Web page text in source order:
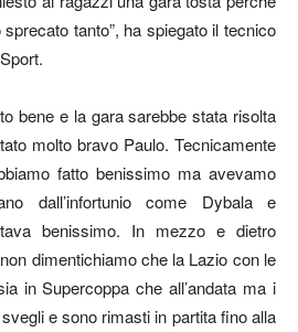
tanto”, ha spiegato il tecnico
bene e la gara sarebbe stata risolta
molto bravo Paulo. Tecnicamente
fatto benissimo ma avevamo
dall’infortunio come Dybala e
benissimo. In mezzo e dietro
dimentichiamo che la Lazio con le
in Supercoppa che all’andata ma i
e sono rimasti in partita fino alla